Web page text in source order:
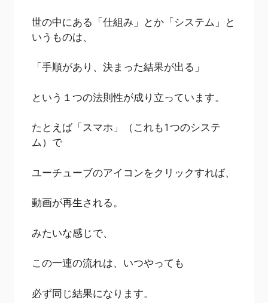
世の中にある「仕組み」とか「システム」と
いうものは、
「手順があり、決まった結果が出る」
という１つの法則性が成り立っています。
たとえば「スマホ」（これも1つのシステ
ム）で
ユーチューブのアイコンをクリックすれば、
動画が再生される。
みたいな感じで、
この一連の流れは、いつやっても
必ず同じ結果になります。